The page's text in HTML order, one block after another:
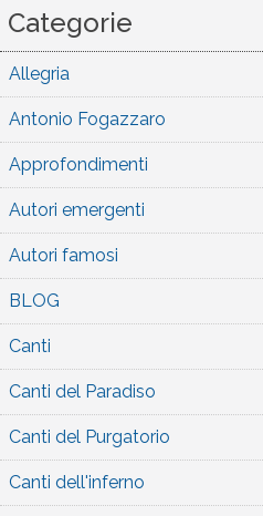
Categorie
Allegria
Antonio Fogazzaro
Approfondimenti
Autori emergenti
Autori famosi
BLOG
Canti
Canti del Paradiso
Canti del Purgatorio
Canti dell'inferno